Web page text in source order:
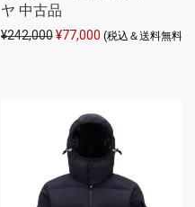
ヤ 中古品
¥242,000元の価格は ¥242,000 で
¥77,000 現在の価格は
(税込＆送料無料)